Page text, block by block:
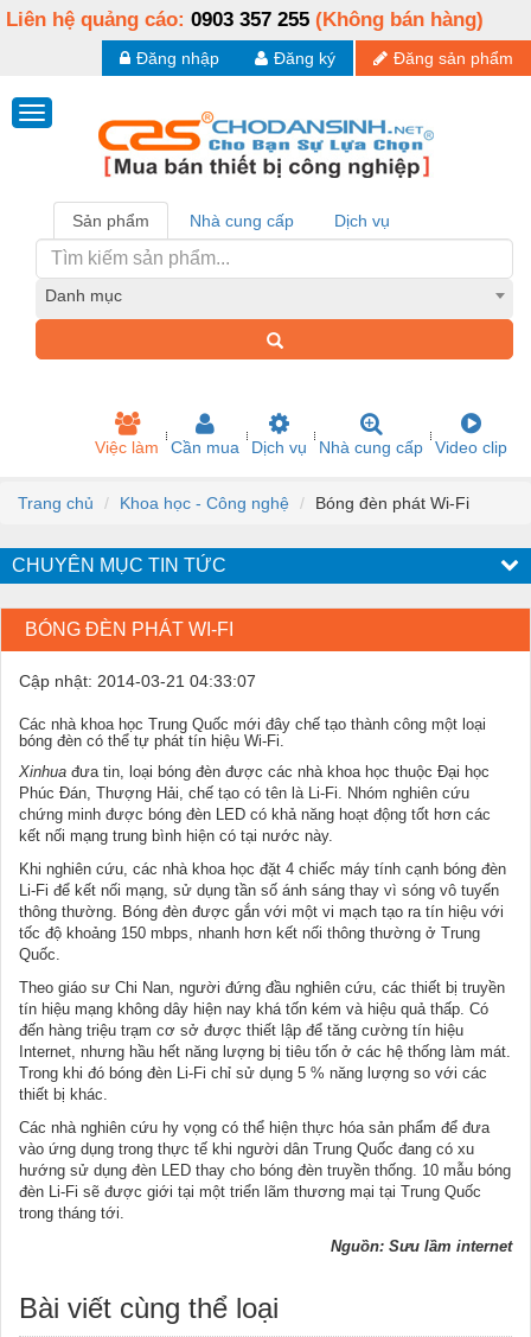
Liên hệ quảng cáo: 0903 357 255 (Không bán hàng)
Đăng sản phẩm
Đăng ký
Đăng nhập
Sản phẩm Nhà cung cấp Dịch vụ
Danh mục
Việc làm Cần mua Dịch vụ Nhà cung cấp Video clip
Trang chủ Khoa học - Công nghệ Bóng đèn phát Wi-Fi
CHUYÊN MỤC TIN TỨC
BÓNG ĐÈN PHÁT WI-FI
Cập nhật: 2014-03-21 04:33:07
Các nhà khoa học Trung Quốc mới đây chế tạo thành công một loại
bóng đèn có thể tự phát tín hiệu Wi-Fi.
Xinhua đưa tin, loại bóng đèn được các nhà khoa học thuộc Đại học
Phúc Đán, Thượng Hải, chế tạo có tên là Li-Fi. Nhóm nghiên cứu
chứng minh được bóng đèn LED có khả năng hoạt động tốt hơn các
kết nối mạng trung bình hiện có tại nước này.
Khi nghiên cứu, các nhà khoa học đặt 4 chiếc máy tính cạnh bóng đèn
Li-Fi để kết nối mạng, sử dụng tần số ánh sáng thay vì sóng vô tuyến
thông thường. Bóng đèn được gắn với một vi mạch tạo ra tín hiệu với
tốc độ khoảng 150 mbps, nhanh hơn kết nối thông thường ở Trung
Quốc.
Theo giáo sư Chi Nan, người đứng đầu nghiên cứu, các thiết bị truyền
tín hiệu mạng không dây hiện nay khá tốn kém và hiệu quả thấp. Có
đến hàng triệu trạm cơ sở được thiết lập để tăng cường tín hiệu
Internet, nhưng hầu hết năng lượng bị tiêu tốn ở các hệ thống làm mát.
Trong khi đó bóng đèn Li-Fi chỉ sử dụng 5 % năng lượng so với các
thiết bị khác.
Các nhà nghiên cứu hy vọng có thể hiện thực hóa sản phẩm để đưa
vào ứng dụng trong thực tế khi người dân Trung Quốc đang có xu
hướng sử dụng đèn LED thay cho bóng đèn truyền thống. 10 mẫu bóng
đèn Li-Fi sẽ được giới tại một triển lãm thương mại tại Trung Quốc
trong tháng tới.
Nguồn: Sưu lầm internet
Bài viết cùng thể loại